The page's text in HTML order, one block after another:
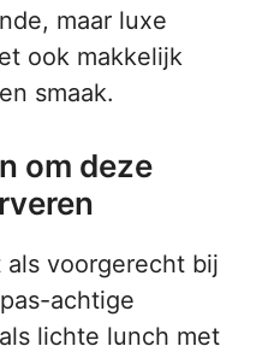
maar luxe
ook makkelijk
smaak.
om deze
voorgerecht bij
achtige
lichte lunch met